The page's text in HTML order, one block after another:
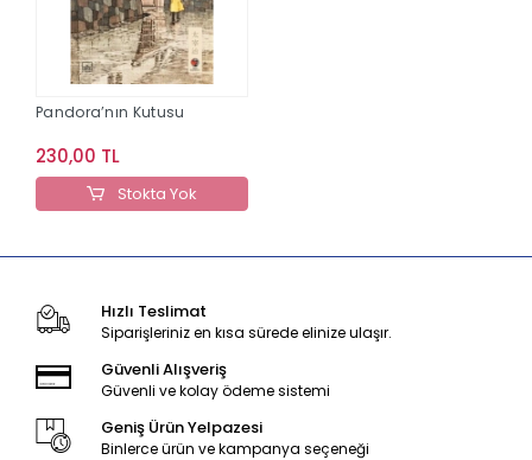
Pandora’nın Kutusu
230,00 TL
Stokta Yok
Hızlı Teslimat
Siparişleriniz en kısa sürede elinize ulaşır.
Güvenli Alışveriş
Güvenli ve kolay ödeme sistemi
Geniş Ürün Yelpazesi
Binlerce ürün ve kampanya seçeneği